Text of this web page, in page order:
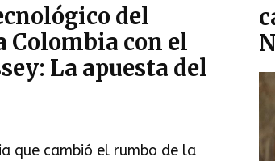
del
Colombia con el
La apuesta del
que cambió el rumbo de la